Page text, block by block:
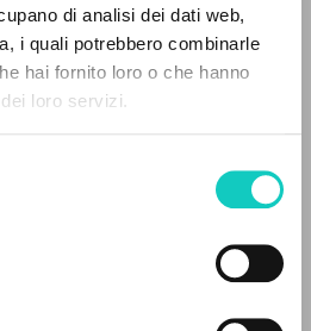
di analisi dei dati web,
i quali potrebbero combinarle
hai fornito loro o che hanno
loro servizi.
lingue e percorsi tematici